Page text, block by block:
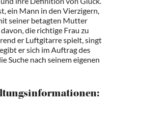
ein Mann in den Vierzigern,
seiner betagten Mutter
die richtige Frau zu
er Luftgitarre spielt, singt
er sich im Auftrag des
Suche nach seinem eigenen